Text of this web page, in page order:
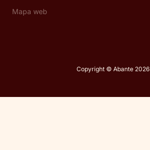
Mapa web
Copyright © Abante 2026